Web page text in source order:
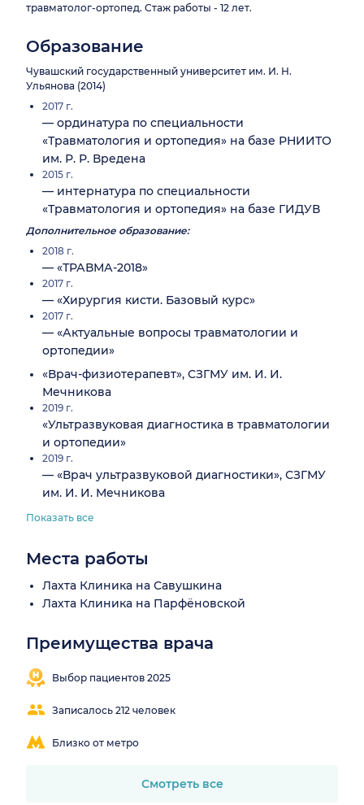
травматолог-ортопед. Стаж работы - 12 лет.
Образование
Чувашский государственный университет им. И. Н.
Ульянова (2014)
2017 г.
— ординатура по специальности
«Травматология и ортопедия» на базе РНИИТО
им. Р. Р. Вредена
2015 г.
— интернатура по специальности
«Травматология и ортопедия» на базе ГИДУВ
Дополнительное образование:
2018 г.
— «ТРАВМА-2018»
2017 г.
— «Хирургия кисти. Базовый курс»
2017 г.
— «Актуальные вопросы травматологии и
ортопедии»
«Врач-физиотерапевт», СЗГМУ им. И. И.
Мечникова
2019 г.
«Ультразвуковая диагностика в травматологии
и ортопедии»
2019 г.
— «Врач ультразвуковой диагностики», СЗГМУ
им. И. И. Мечникова
Показать все
Места работы
Лахта Клиника на Савушкина
Лахта Клиника на Парфёновской
Преимущества врача
Выбор пациентов 2025
Записалось 212 человек
Близко от метро
Смотреть все